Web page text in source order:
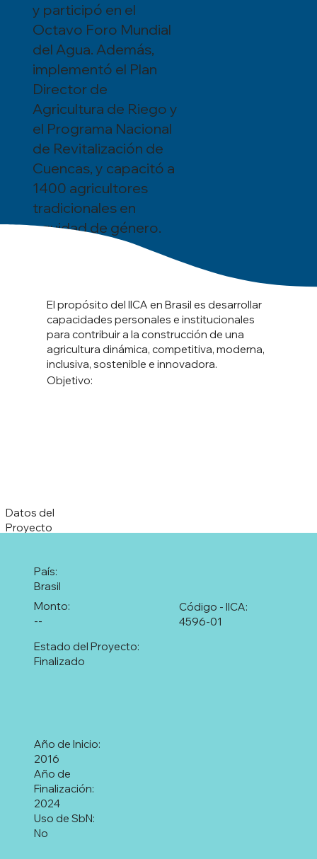
y participó en el
Octavo Foro Mundial
del Agua. Además,
implementó el Plan
Director de
Agricultura de Riego y
el Programa Nacional
de Revitalización de
Cuencas, y capacitó a
1400 agricultores
tradicionales en
equidad de género.
Objetivo:
El propósito del IICA en Brasil es desarrollar
capacidades personales e institucionales
para contribuir a la construcción de una
agricultura dinámica, competitiva, moderna,
inclusiva, sostenible e innovadora.
Datos del
Proyecto
País:
Brasil
4596-01
Código - IICA:
--
Monto:
Finalizado
Estado del Proyecto:
2016
Año de Inicio:
2024
Año de
Finalización:
No
Uso de SbN: